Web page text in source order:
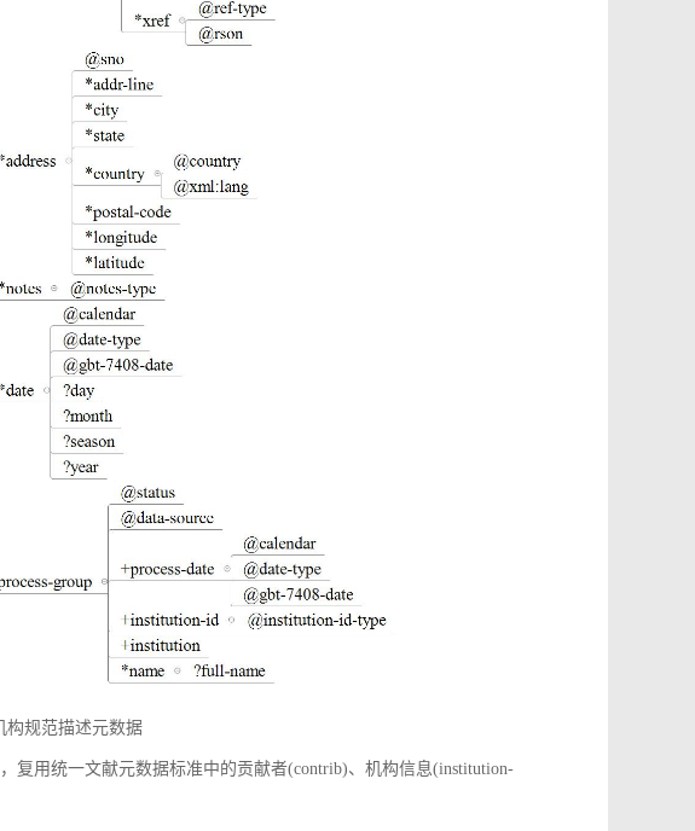
构规范描述元数据
复用统一文献元数据标准中的贡献者(contrib)、机构信息(institution-